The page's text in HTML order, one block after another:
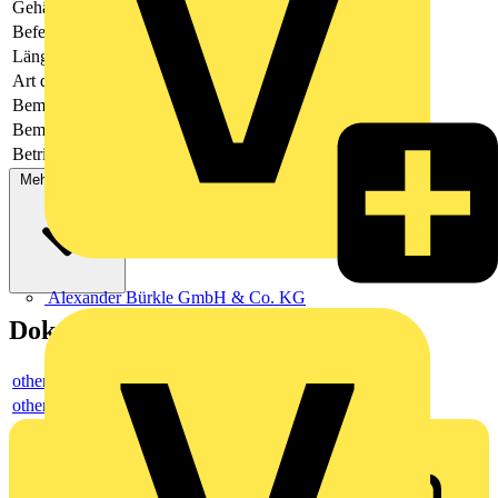
Alexander Bürkle GmbH & Co. KG
Gehäusefarbe
grün
Befestigungsart
löten
Länge des Pins
Art der Verbindung
flexibler Leiterplattenverbinder
Bemessungsspannung
160
Bemessungsstrom In
Betriebstemperatur
-40 - 105
Mehr anzeigen
Dokumente
others
others